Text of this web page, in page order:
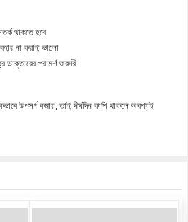
থাকতে হবে
না করাই ভালো
ডাক্তারের পরামর্শ জরুরি
উপসর্গ কমায়, তাই দীর্ঘদিন কাশি থাকলে অবশ্যই